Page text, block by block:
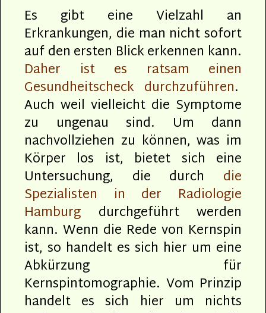
Es gibt eine Vielzahl an
Erkrankungen, die man nicht sofort
auf den ersten Blick erkennen kann.
Daher ist es ratsam einen
Gesundheitscheck durchzuführen.
Auch weil vielleicht die Symptome
zu ungenau sind. Um dann
nachvollziehen zu können, was im
Körper los ist, bietet sich eine
Untersuchung, die durch die
Spezialisten in der Radiologie
Hamburg durchgeführt werden
kann. Wenn die Rede von Kernspin
ist, so handelt es sich hier um eine
Abkürzung für
Kernspintomographie. Vom Prinzip
handelt es sich hier um nichts